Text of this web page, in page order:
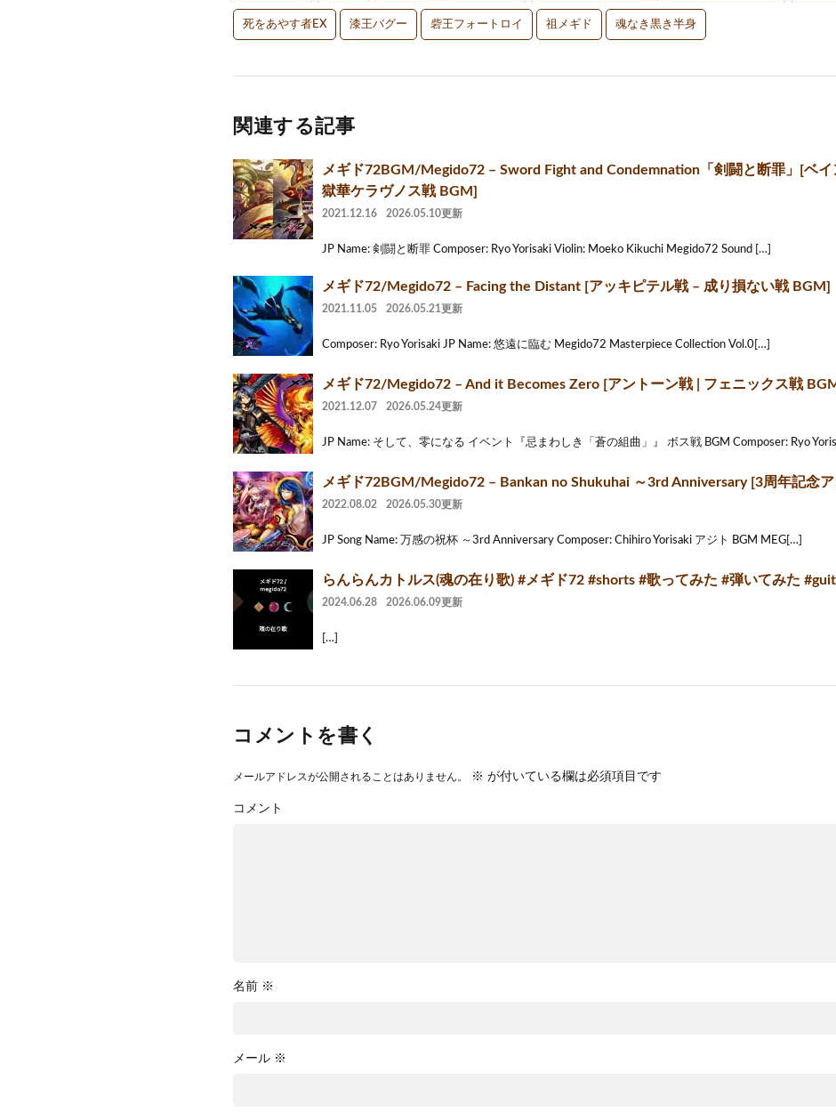
死をあやす者EX 漆王バグー 砦王フォートロイ 祖メギド 魂なき黒き半身
関連する記事
メギド72BGM/Megido72 – Sword Fight and Condemnation「剣闘と断罪」[ベ
獄華ケラヴノス戦 BGM]
2021.12.16 2026.05.10更新
JP Name: 剣闘と断罪 Composer: Ryo Yorisaki Violin: Moeko Kikuchi Megido72 Sound […]
メギド72/Megido72 – Facing the Distant [アッキピテル戦 – 成り損ない戦 BGM]
2021.11.05 2026.05.21更新
Composer: Ryo Yorisaki JP Name: 悠遠に臨む Megido72 Masterpiece Collection Vol.0[…]
メギド72/Megido72 – And it Becomes Zero [アントーン戦 | フェニックス戦
2021.12.07 2026.05.24更新
JP Name: そして、零になる イベント『忌まわしき「蒼の組曲」』 ボス戦 BGM Composer: Ryo
メギド72BGM/Megido72 – Bankan no Shukuhai ～3rd Anniversary [3周年記念
2022.08.02 2026.05.30更新
JP Song Name: 万感の祝杯 ～3rd Anniversary Composer: Chihiro Yorisaki アジト BGM MEG[…]
らんらんカトルス(魂の在り歌) #メギド72 #shorts #歌ってみた #弾いてみた
2024.06.28 2026.06.09更新
[…]
コメントを書く
メールアドレスが公開されることはありません。 ※ が付いている欄は必須項目です
コメント
名前 ※
メール ※